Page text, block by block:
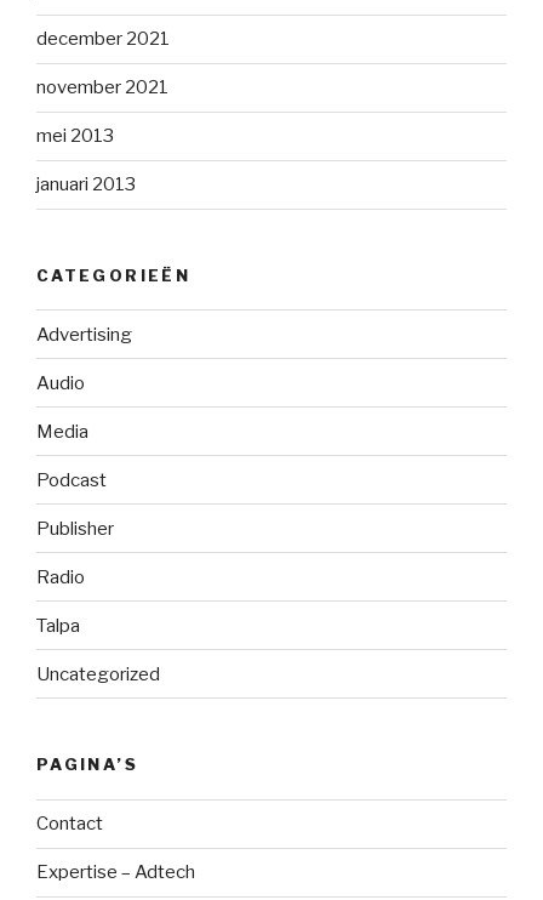
december 2021
november 2021
mei 2013
januari 2013
CATEGORIEËN
Advertising
Audio
Media
Podcast
Publisher
Radio
Talpa
Uncategorized
PAGINA’S
Contact
Expertise – Adtech